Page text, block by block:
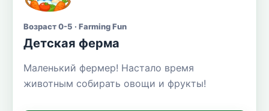
Возраст 0-5 · Farming Fun
Детская ферма
Маленький фермер! Настало время
животным собирать овощи и фрукты!